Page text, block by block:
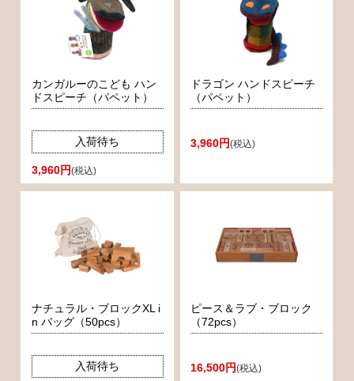
カンガルーのこども ハン
ドスピーチ（パペット）
入荷待ち
3,960円(税込)
ドラゴン ハンドスピーチ
（パペット）
3,960円(税込)
ナチュラル・ブロックXL i
n バッグ（50pcs）
入荷待ち
ピース＆ラブ・ブロック
（72pcs）
16,500円(税込)